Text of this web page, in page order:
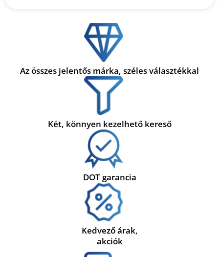
Az összes jelentős márka, széles választékkal
Két, könnyen kezelhető kereső
DOT garancia
Kedvező árak,
akciók